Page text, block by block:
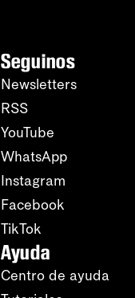
Seguinos
Newsletters
RSS
YouTube
WhatsApp
Instagram
Facebook
TikTok
Ayuda
Centro de ayuda